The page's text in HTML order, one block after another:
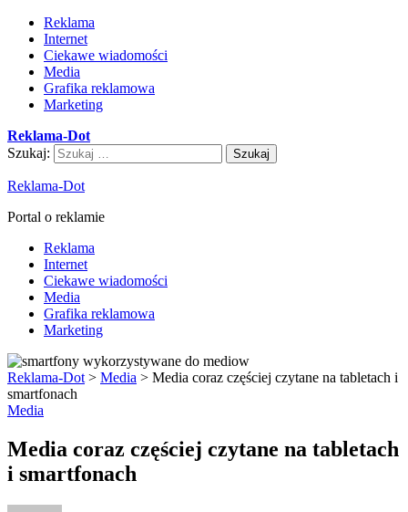
Reklama
Internet
Ciekawe wiadomości
Media
Grafika reklamowa
Marketing
Reklama-Dot
Szukaj:
Reklama-Dot
Portal o reklamie
Reklama
Internet
Ciekawe wiadomości
Media
Grafika reklamowa
Marketing
Reklama-Dot > Media > Media coraz częściej czytane na tabletach i
smartfonach
Media
Media coraz częściej czytane na tabletach
i smartfonach